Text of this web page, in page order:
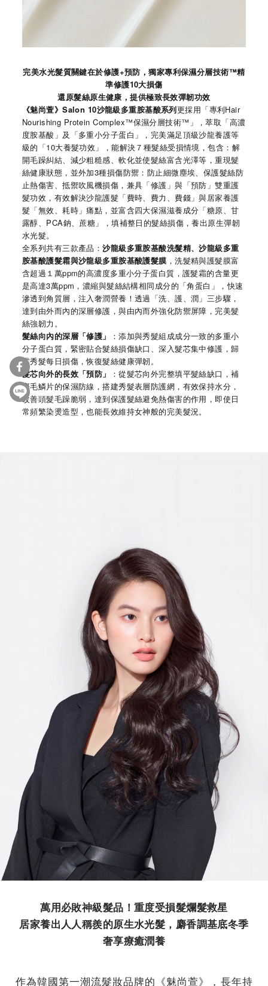
完美水光髮質關鍵在於修護+預防，獨家專利保濕分層技術™精
準修護10大損傷
還原髮絲原生健康，提供極致長效彈韌功效
《魅尚萱》Salon 10沙龍級多重胺基酸系列更採用「專利Hair
Nourishing Protein Complex™保濕分層技術™」，萃取「高濃
度胺基酸」及「多重小分子蛋白」，完美滿足頂級沙龍養護等
級的「10大養髮功效」，能解決７種髮絲受損情境，包含：解
開毛躁糾結、減少粗糙感、軟化並使髮絲富含光澤等，重現髮
絲健康狀態，並外加3種損傷防禦：防止細微塵埃、保護髮絲防
止熱傷害、抵禦吹風機損傷，兼具「修護」與「預防」雙重護
髮功效，有效解決沙龍護髮「費時、費力、費錢」與居家養護
髮「無效、耗時」痛點，並富含四大保濕滋養成分「糖原、甘
露醇、PCA鈉、蔗糖」，填補整日的髮絲損傷，養出原生彈韌
水光髮。
全系列共有三款產品：沙龍級多重胺基酸洗髮精、沙龍級多重
胺基酸護髮霜與沙龍級多重胺基酸護髮膜 ，洗髮精與護髮膜富
含超過１萬ppm的高濃度多重小分子蛋白質，護髮霜的含量更
是高達3萬ppm，濃縮與髮絲結構相同成分的「角蛋白」，快速
滲透到角質層，注入奢潤營養！透過「洗、護、潤」三步驟，
達到由外而內的深層修護，與由內而外強化防禦屏障，完美髮
絲強韌力。
髮絲向內的深層「修護」
：添加與秀髮組成成分一致的多重小
分子蛋白質，緊密貼合髮絲損傷缺口、深入髮芯集中修護，歸
零秀髮每日損傷，恢復髮絲健康彈韌。
髮芯向外的長效「預防」
：從髮芯向外完整填平髮絲缺口，補
齊毛鱗片的保濕防線，搭建秀髮表層防護網，有效保持水分，
改善頭髮毛躁脆弱，達到保護髮絲避免熱傷害的作用，即使日
常頻繁染燙造型，也能長效維持女神般的完美髮況。
萬用必敗神級髮品！重度受損髮爛髮救星
居家養出人人稱羨的原生水光髮，麝香調基底冬季
奢享療癒潤養
作為韓國第一潮流髮妝品牌的《魅尚萱》，長年持